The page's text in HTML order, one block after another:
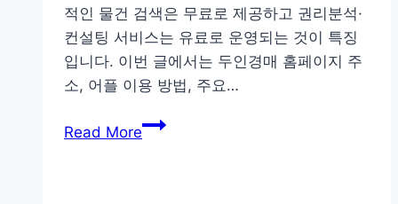
적인 물건 검색은 무료로 제공하고 권리분석·
컨설팅 서비스는 유료로 운영되는 것이 특징
입니다. 이번 글에서는 두인경매 홈페이지 주
소, 어플 이용 방법, 주요…
Read More두